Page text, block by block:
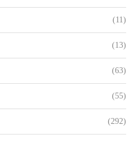
(11)
(13)
(63)
(55)
(292)